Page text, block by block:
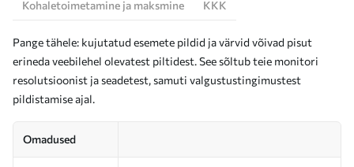
Kohaletoimetamine ja maksmine
KKK
Pange tähele: kujutatud esemete pildid ja värvid võivad pisut
erineda veebilehel olevatest piltidest. See sõltub teie monitori
resolutsioonist ja seadetest, samuti valgustustingimustest
pildistamise ajal.
Omadused